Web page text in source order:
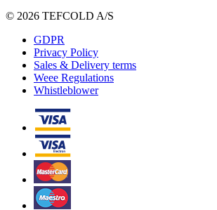
© 2026 TEFCOLD A/S
GDPR
Privacy Policy
Sales & Delivery terms
Weee Regulations
Whistleblower